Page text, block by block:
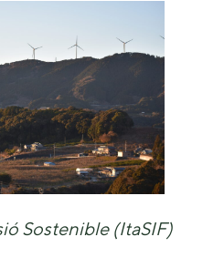
Sostenible (ItaSIF)